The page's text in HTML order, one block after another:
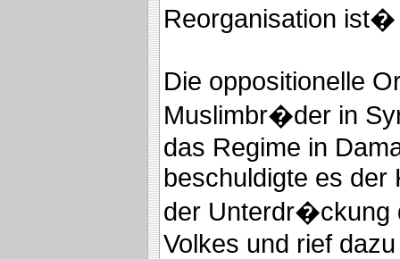
Reorganisation
Die oppositionelle
Muslimbr�der in
das Regime in
beschuldigte es der
der Unterdr�ckung
Volkes und rief